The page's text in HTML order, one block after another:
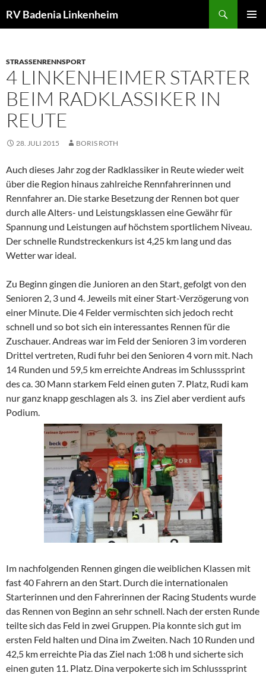
Inhalt
RV Badenia Linkenheim
STRASSENRENNSPORT
4 LINKENHEIMER STARTER
BEIM RADKLASSIKER IN
REUTE
28. JULI 2015 BORIS ROTH
Auch dieses Jahr zog der Radklassiker in Reute wieder weit
über die Region hinaus zahlreiche Rennfahrerinnen und
Rennfahrer an. Die starke Besetzung der Rennen bot quer
durch alle Alters- und Leistungsklassen eine Gewähr für
Spannung und Leistungen auf höchstem sportlichem Niveau.
Der schnelle Rundstreckenkurs ist 4,25 km lang und das
Wetter war ideal.
Zu Beginn gingen die Junioren an den Start, gefolgt von den
Senioren 2, 3 und 4. Jeweils mit einer Start-Verzögerung von
einer Minute. Die 4 Felder vermischten sich jedoch recht
schnell und so bot sich ein interessantes Rennen für die
Zuschauer. Andreas war im Feld der Senioren 3 im vorderen
Drittel vertreten, Rudi fuhr bei den Senioren 4 vorn mit. Nach
14 Runden und 59,5 km erreichte Andreas im Schlusssprint
des ca. 30 Mann starkem Feld einen guten 7. Platz, Rudi kam
nur ganz knapp geschlagen als 3. ins Ziel aber verdient aufs
Podium.
Im nachfolgenden Rennen gingen die weiblichen Klassen mit
fast 40 Fahrern an den Start. Durch die internationalen
Starterinnen und den Fahrerinnen der Racing Students wurde
das Rennen von Beginn an sehr schnell. Nach der ersten Runde
teilte sich das Feld in zwei Gruppen. Pia konnte sich gut im
ersten Feld halten und Dina im Zweiten. Nach 10 Runden und
42,5 km erreichte Pia das Ziel nach 1:08 h und sicherte sich
einen guten 11. Platz. Dina verpokerte sich im Schlusssprint